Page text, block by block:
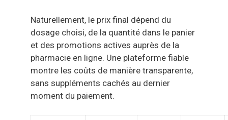
Naturellement, le prix final dépend du
dosage choisi, de la quantité dans le panier
et des promotions actives auprès de la
pharmacie en ligne. Une plateforme fiable
montre les coûts de manière transparente,
sans suppléments cachés au dernier
moment du paiement.